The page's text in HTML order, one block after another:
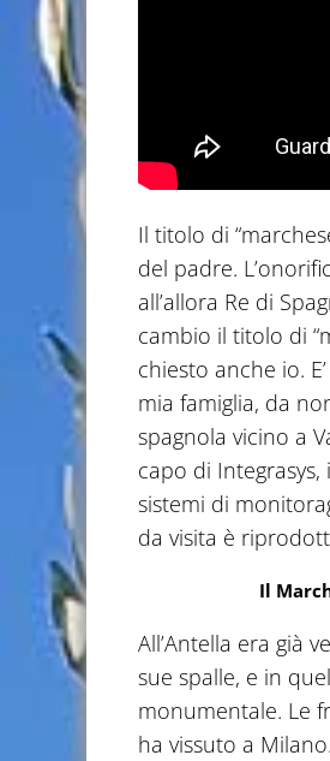
Il titolo di
del padre.
all’allora Re di
cambio il titolo di
chiesto anche io.
mia famiglia, da
spagnola vicino a
capo di
sistemi di
da visita è
Il
All’Antella era già
sue spalle, e in
monumentale. Le
ha vissuto a